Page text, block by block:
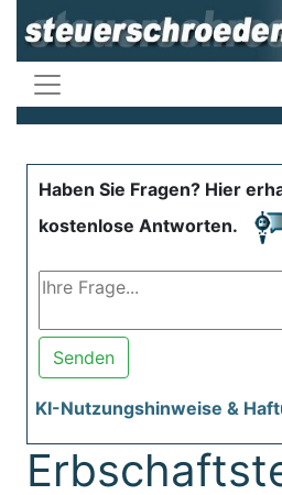
Haben Sie Fragen? Hier
kostenlose Antworten.
Senden
KI-Nutzungshinweise &